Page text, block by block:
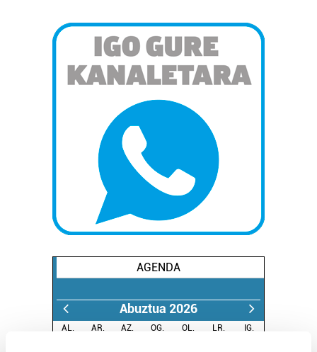
AGENDA
Abuztua 2026
AL. AR. AZ. OG. OL. LR.
IG.